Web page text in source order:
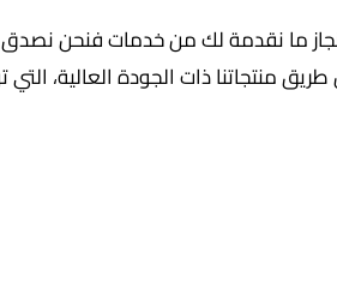
ما نقدمة لك من خدمات فنحن
منتجاتنا ذات الجودة العالية، التي